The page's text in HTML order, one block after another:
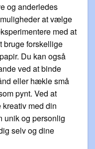
og anderledes
at vælge
med at
bruge forskellige
Du kan også
ved at binde
eller hækle små
pynt. Ved at
med din
unik og personlig
selv og dine